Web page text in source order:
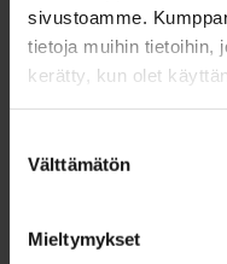
sivustoamme.
tietoja muihin tietoihin,
kerätty, kun olet
valinta
Välttämätön
Mieltymykset
Lasten ja